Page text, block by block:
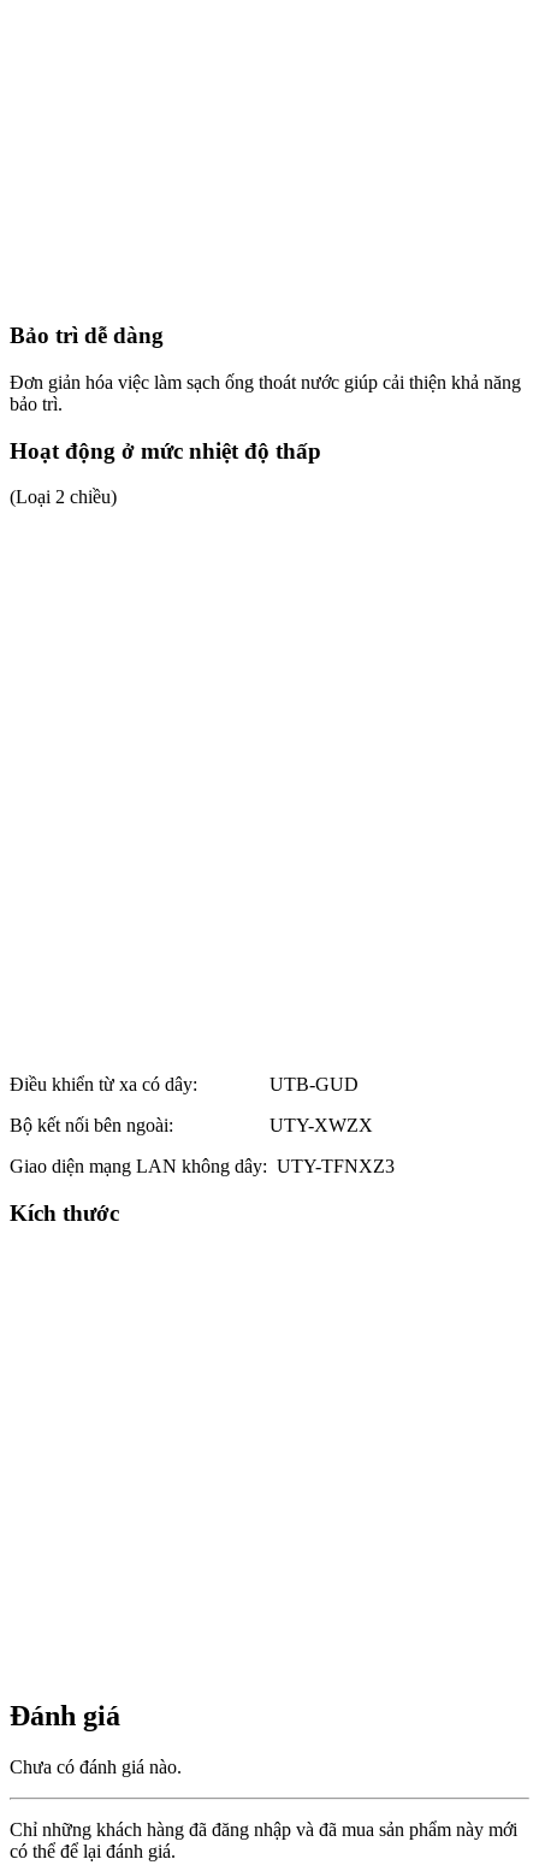
Bảo trì dễ dàng
Đơn giản hóa việc làm sạch ống thoát nước giúp cải thiện khả năng
bảo trì.
Hoạt động ở mức nhiệt độ thấp
(Loại 2 chiều)
Điều khiển từ xa có dây: UTB-GUD
Bộ kết nối bên ngoài: UTY-XWZX
Giao diện mạng LAN không dây: UTY-TFNXZ3
Kích thước
Đánh giá
Chưa có đánh giá nào.
Chỉ những khách hàng đã đăng nhập và đã mua sản phẩm này mới
có thể để lại đánh giá.